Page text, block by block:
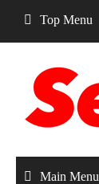
content
Top Menu
Main Menu